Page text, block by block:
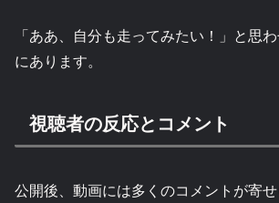
「ああ、自分も走ってみたい！」と思
にあります。
視聴者の反応とコメント
公開後、動画には多くのコメントが寄せ